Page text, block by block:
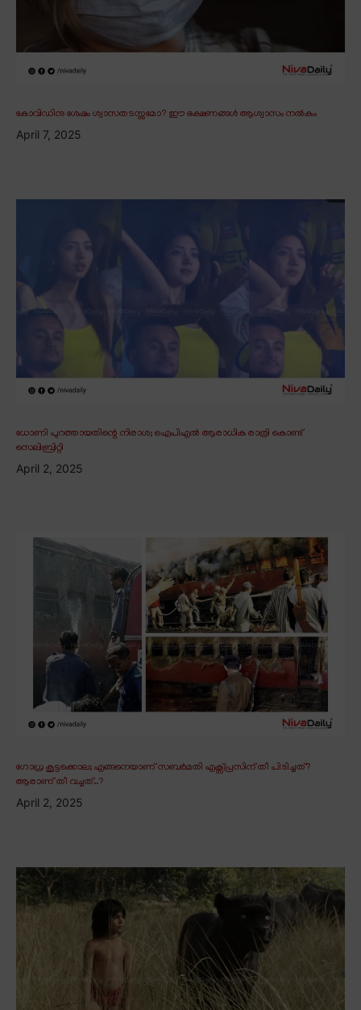
കോവിഡിനു ശേഷം ശ്വാസതടസ്സമോ? ഈ ഭക്ഷണങ്ങൾ ആശ്വാസം നൽകും
April 7, 2025
ധോണി പുറത്തായതിന്റെ നിരാശ; ഐപിഎൽ ആരാധിക രാത്രി കൊണ്ട്
സെലിബ്രിറ്റി
April 2, 2025
ഗോധ്ര കൂട്ടക്കൊല; എങ്ങനെയാണ് സബർമതി എക്സ്പ്രസിന് തീ പിടിച്ചത്?
ആരാണ് തീ വച്ചത്..?
April 2, 2025